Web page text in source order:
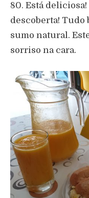
80. Está
descoberta! Tudo
sumo natural.
sorriso na cara.